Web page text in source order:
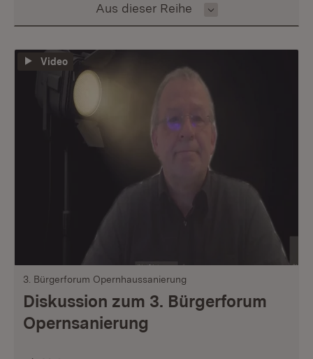
Inhalt auswählen
Aus dieser Reihe
Video
3. Bürgerforum Opernhaussanierung
Diskussion zum 3. Bürgerforum
Opernsanierung